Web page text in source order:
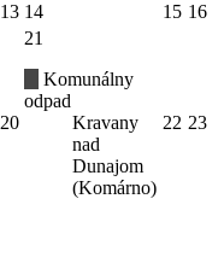
13 14 15 16
20
21
Komunálny
odpad
Kravany
nad
Dunajom
(Komárno)
22 23